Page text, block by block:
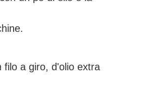
a giro, d'olio extra